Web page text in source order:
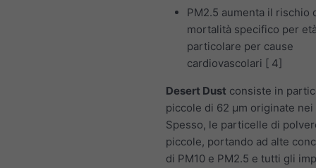
PM2.5 aumenta il rischio
mortalità specifico per
particolare per cause
cardiovascolari [ 4]
Desert Dust consiste in
piccole di 62 μm originate
Spesso, le particelle di
piccole, portando ad alte
di PM10 e PM2.5 e tutti gli